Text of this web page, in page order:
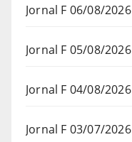
Jornal F 06/08/2026
Jornal F 05/08/2026
Jornal F 04/08/2026
Jornal F 03/07/2026